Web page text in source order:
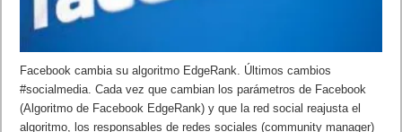
Facebook cambia su algoritmo EdgeRank. Últimos cambios
#socialmedia. Cada vez que cambian los parámetros de Facebook
(Algoritmo de Facebook EdgeRank) y que la red social reajusta el
algoritmo, los responsables de redes sociales (community manager)